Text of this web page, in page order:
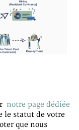
notre page dédiée
le statut de votre
que nous